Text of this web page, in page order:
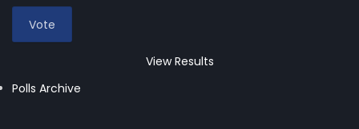
View Results
Polls Archive